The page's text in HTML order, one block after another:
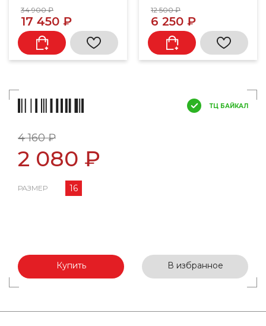
34 900 ₽
17 450 ₽
12 500 ₽
6 250 ₽
ТЦ БАЙКАЛ
4 160 ₽
2 080 ₽
РАЗМЕР 16
Купить В избранное